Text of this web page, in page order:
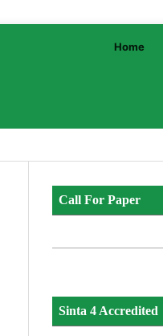
Home
Call For Paper
Sinta 4 Accredited